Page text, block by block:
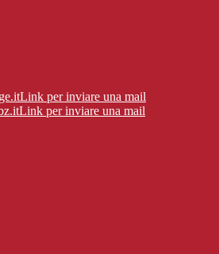
Link per inviare una mail
Link per inviare una mail